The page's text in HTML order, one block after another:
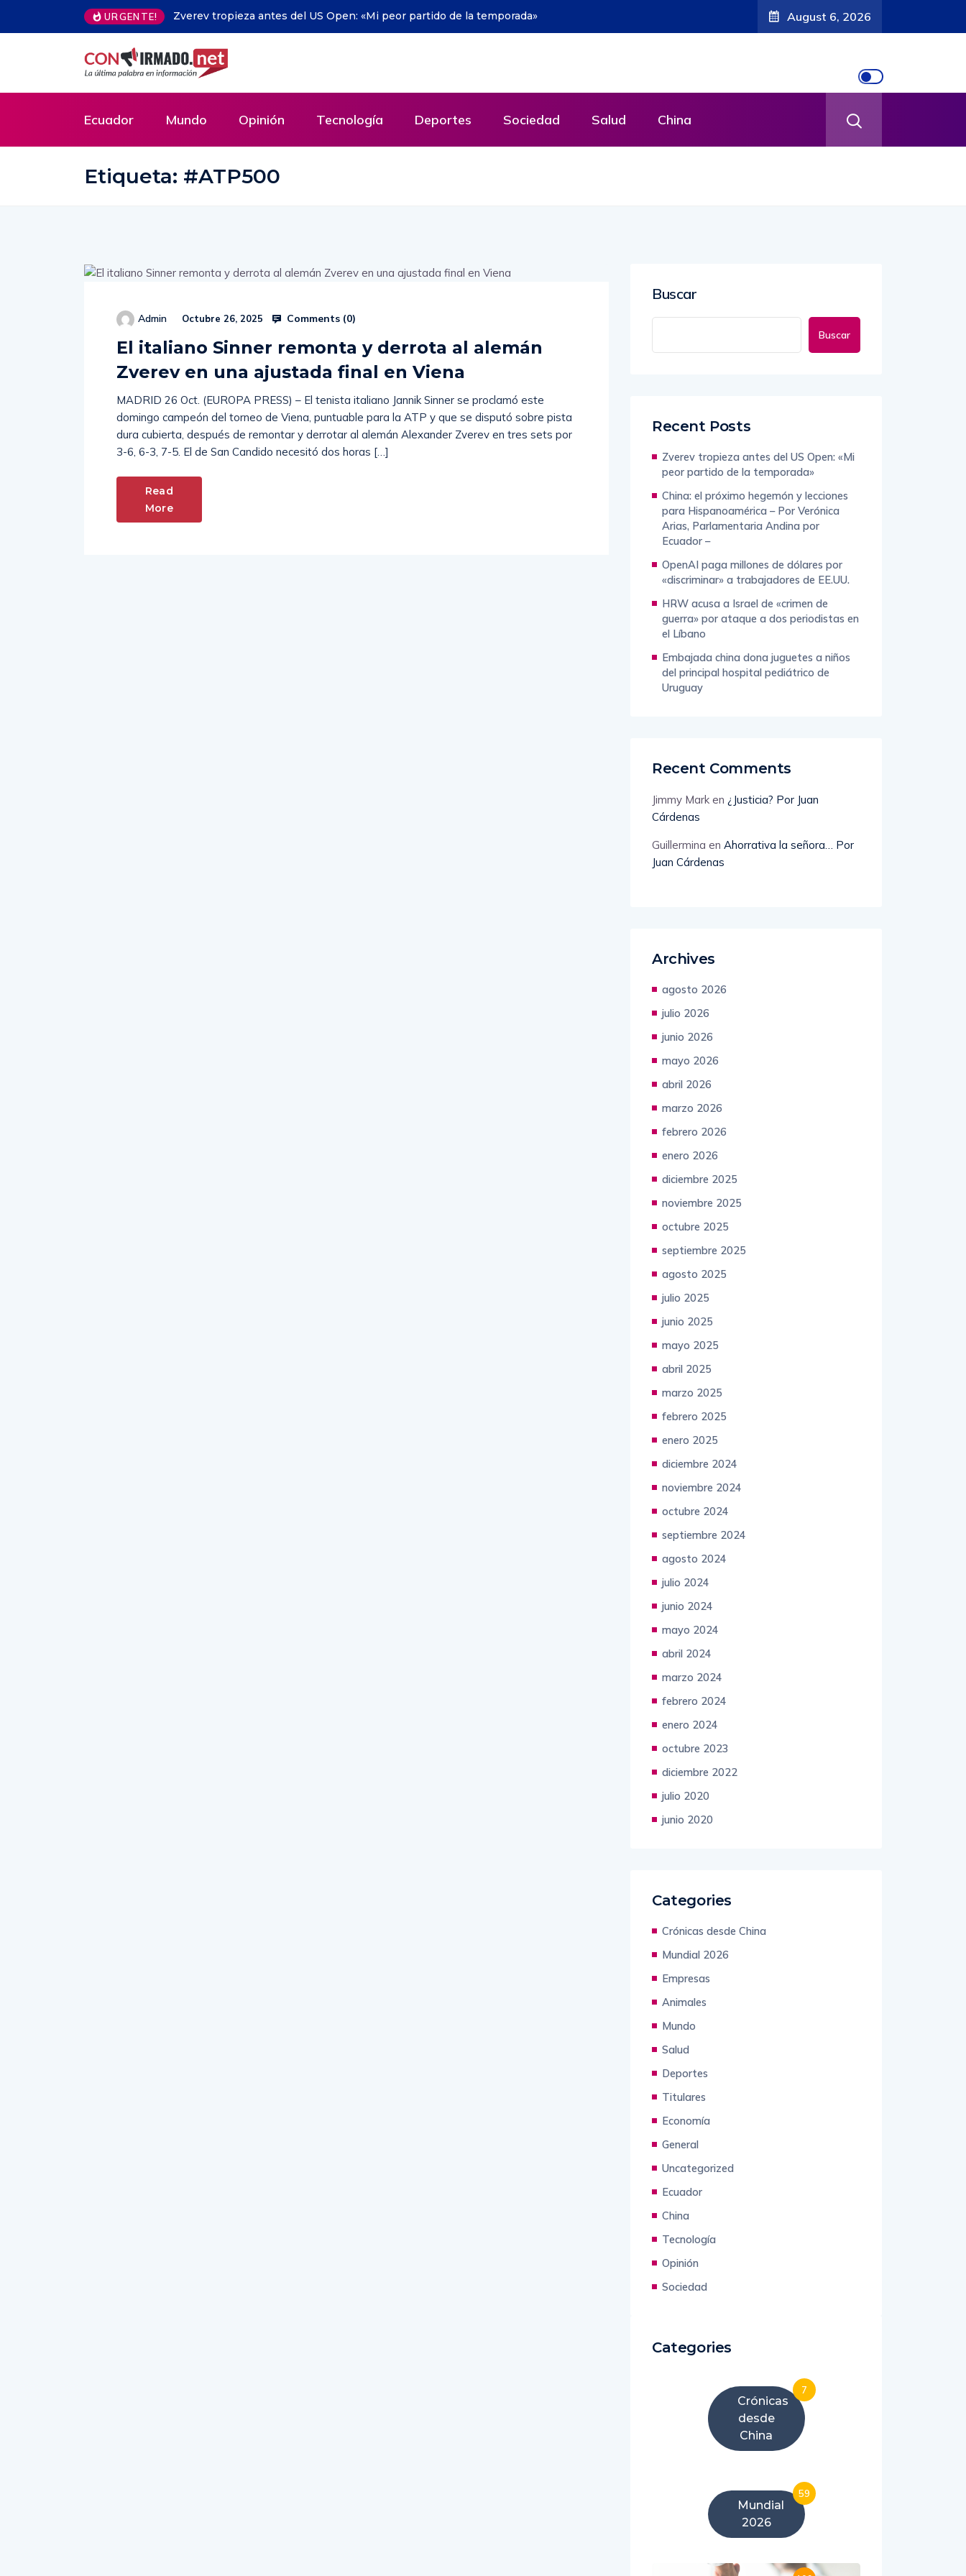
URGENTE!
peor partido de la temporada»China: el próximo hegemón y lecciones para Hispanoamérica – Por
Verónica Arias, Parlamentaria Andina por Ecuador –
August 6, 2026
Ecuador Mundo Opinión Tecnología Deportes Sociedad Salud China
Etiqueta: #ATP500
Admin Octubre 26, 2025 Comments (0)
El italiano Sinner remonta y derrota al alemán
Zverev en una ajustada final en Viena
MADRID 26 Oct. (EUROPA PRESS) – El tenista italiano Jannik Sinner se proclamó este
domingo campeón del torneo de Viena, puntuable para la ATP y que se disputó sobre pista
dura cubierta, después de remontar y derrotar al alemán Alexander Zverev en tres sets por
3-6, 6-3, 7-5. El de San Candido necesitó dos horas […]
Read
More
Buscar
Buscar
Recent Posts
Zverev tropieza antes del US Open: «Mi
peor partido de la temporada»
China: el próximo hegemón y lecciones
para Hispanoamérica – Por Verónica
Arias, Parlamentaria Andina por
Ecuador –
OpenAI paga millones de dólares por
«discriminar» a trabajadores de EE.UU.
HRW acusa a Israel de «crimen de
guerra» por ataque a dos periodistas en
el Líbano
Embajada china dona juguetes a niños
del principal hospital pediátrico de
Uruguay
Recent Comments
Jimmy Mark en ¿Justicia? Por Juan
Cárdenas
Guillermina en Ahorrativa la señora… Por
Juan Cárdenas
Archives
agosto 2026
julio 2026
junio 2026
mayo 2026
abril 2026
marzo 2026
febrero 2026
enero 2026
diciembre 2025
noviembre 2025
octubre 2025
septiembre 2025
agosto 2025
julio 2025
junio 2025
mayo 2025
abril 2025
marzo 2025
febrero 2025
enero 2025
diciembre 2024
noviembre 2024
octubre 2024
septiembre 2024
agosto 2024
julio 2024
junio 2024
mayo 2024
abril 2024
marzo 2024
febrero 2024
enero 2024
octubre 2023
diciembre 2022
julio 2020
junio 2020
Categories
Crónicas desde China
Mundial 2026
Empresas
Animales
Mundo
Salud
Deportes
Titulares
Economía
General
Uncategorized
Ecuador
China
Tecnología
Opinión
Sociedad
Categories
Crónicas
desde
China
7
Mundial
2026
59